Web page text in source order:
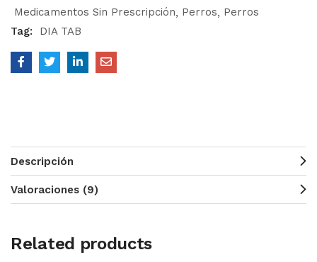
Medicamentos Sin Prescripción
Perros
Perros
Tag:
DIA TAB
Descripción
Valoraciones (9)
Related products